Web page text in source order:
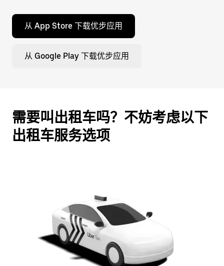
从 App Store 下载优步应用
从 Google Play 下载优步应用
需要叫出租车吗？不妨考虑以下
出租车服务选项